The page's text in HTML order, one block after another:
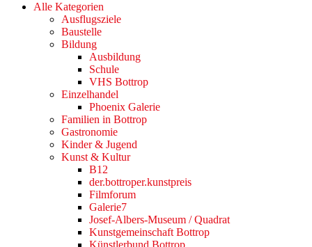
Alle Kategorien
Ausflugsziele
Baustelle
Bildung
Ausbildung
Schule
VHS Bottrop
Einzelhandel
Phoenix Galerie
Familien in Bottrop
Gastronomie
Kinder & Jugend
Kunst & Kultur
B12
der.bottroper.kunstpreis
Filmforum
Galerie7
Josef-Albers-Museum / Quadrat
Kunstgemeinschaft Bottrop
Künstlerbund Bottrop